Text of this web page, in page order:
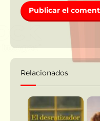
Relacionados